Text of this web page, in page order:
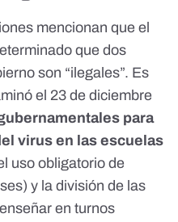
mencionan que el
que dos
son “ilegales”. Es
el 23 de diciembre
para
virus en las escuelas
uso obligatorio de
y la división de las
en turnos